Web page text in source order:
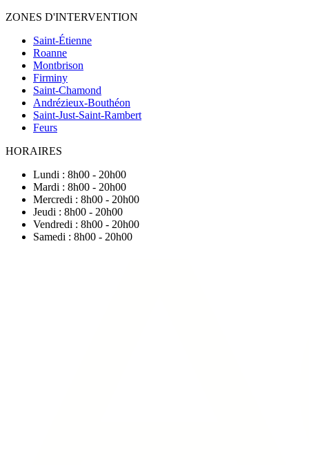
ZONES D'INTERVENTION
Saint-Étienne
Roanne
Montbrison
Firminy
Saint-Chamond
Andrézieux-Bouthéon
Saint-Just-Saint-Rambert
Feurs
HORAIRES
Lundi : 8h00 - 20h00
Mardi : 8h00 - 20h00
Mercredi : 8h00 - 20h00
Jeudi : 8h00 - 20h00
Vendredi : 8h00 - 20h00
Samedi : 8h00 - 20h00